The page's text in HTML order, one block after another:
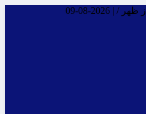
|
2026-08-09